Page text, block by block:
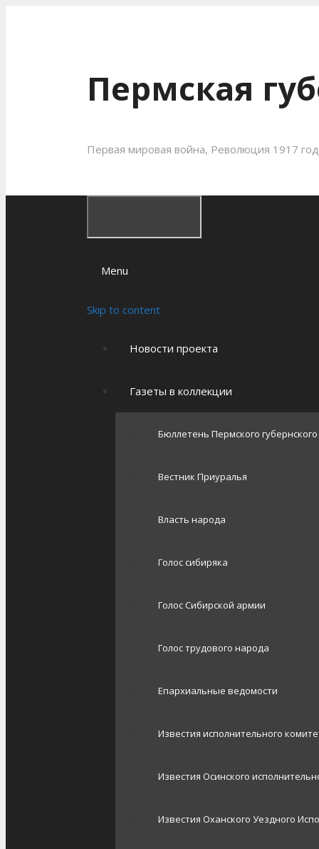
Пермская
Первая мировая война, Революция 1917
Menu
Skip to content
Новости проекта
Газеты в коллекции
Бюллетень Пермского
Вестник Приуралья
Власть народа
Голос сибиряка
Голос Сибирской армии
Голос трудового народа
Епархиальные ведомости
Известия исполнительного
Известия Осинского
Известия Оханского Уездного